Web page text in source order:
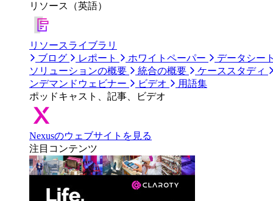
リソース（英語）
リソースライブラリ
ブログ
レポート ホワイトペーパー
データシー
ソリューションの概要
統合の概要
ケーススタディ
ンデマンドウェビナー
ビデオ
用語集
ポッドキャスト、記事、ビデオ
Nexusのウェブサイトを見る
注目コンテンツ